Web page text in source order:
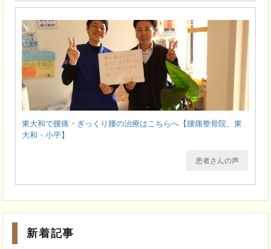
東大和で腰痛・ぎっくり腰の治療はこちらへ【腰痛整骨院、東
大和・小平】
患者さんの声
新着記事